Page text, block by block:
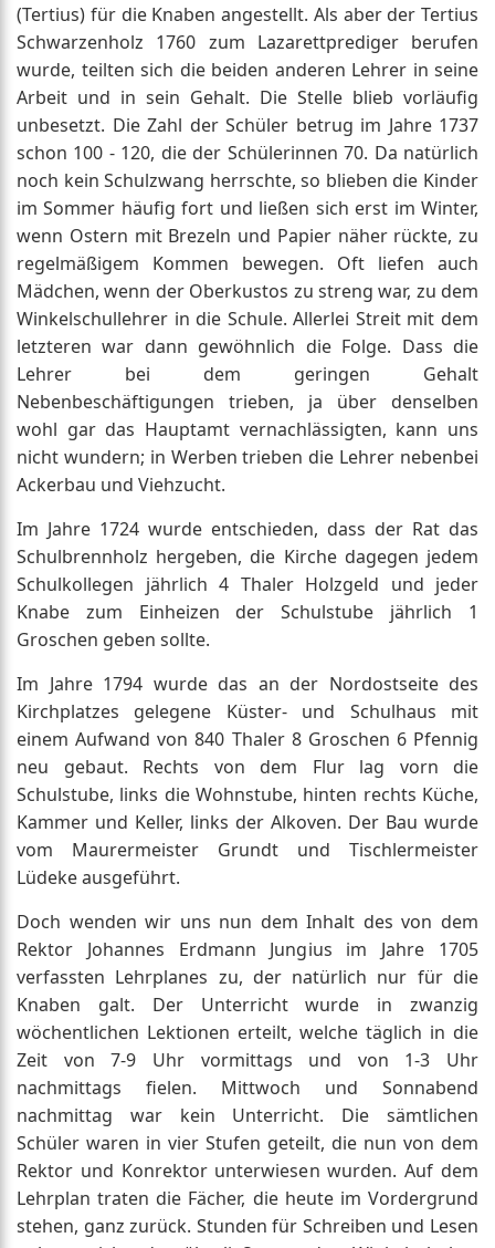
(Tertius) für die Knaben angestellt. Als aber der Tertius
Schwarzenholz 1760 zum Lazarettprediger berufen
wurde, teilten sich die beiden anderen Lehrer in seine
Arbeit und in sein Gehalt. Die Stelle blieb vorläufig
unbesetzt. Die Zahl der Schüler betrug im Jahre 1737
schon 100 - 120, die der Schülerinnen 70. Da natürlich
noch kein Schulzwang herrschte, so blieben die Kinder
im Sommer häufig fort und ließen sich erst im Winter,
wenn Ostern mit Brezeln und Papier näher rückte, zu
regelmäßigem Kommen bewegen. Oft liefen auch
Mädchen, wenn der Oberkustos zu streng war, zu dem
Winkelschullehrer in die Schule. Allerlei Streit mit dem
letzteren war dann gewöhnlich die Folge. Dass die
Lehrer bei dem geringen Gehalt
Nebenbeschäftigungen trieben, ja über denselben
wohl gar das Hauptamt vernachlässigten, kann uns
nicht wundern; in Werben trieben die Lehrer nebenbei
Ackerbau und Viehzucht.
Im Jahre 1724 wurde entschieden, dass der Rat das
Schulbrennholz hergeben, die Kirche dagegen jedem
Schulkollegen jährlich 4 Thaler Holzgeld und jeder
Knabe zum Einheizen der Schulstube jährlich 1
Groschen geben sollte.
Im Jahre 1794 wurde das an der Nordostseite des
Kirchplatzes gelegene Küster- und Schulhaus mit
einem Aufwand von 840 Thaler 8 Groschen 6 Pfennig
neu gebaut. Rechts von dem Flur lag vorn die
Schulstube, links die Wohnstube, hinten rechts Küche,
Kammer und Keller, links der Alkoven. Der Bau wurde
vom Maurermeister Grundt und Tischlermeister
Lüdeke ausgeführt.
Doch wenden wir uns nun dem Inhalt des von dem
Rektor Johannes Erdmann Jungius im Jahre 1705
verfassten Lehrplanes zu, der natürlich nur für die
Knaben galt. Der Unterricht wurde in zwanzig
wöchentlichen Lektionen erteilt, welche täglich in die
Zeit von 7-9 Uhr vormittags und von 1-3 Uhr
nachmittags fielen. Mittwoch und Sonnabend
nachmittag war kein Unterricht. Die sämtlichen
Schüler waren in vier Stufen geteilt, die nun von dem
Rektor und Konrektor unterwiesen wurden. Auf dem
Lehrplan traten die Fächer, die heute im Vordergrund
stehen, ganz zurück. Stunden für Schreiben und Lesen